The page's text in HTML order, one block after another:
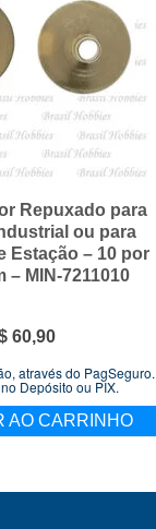
Repuxado para
ou para
Estação – 10 por
– MIN-7211010
60,90
através do PagSeguro.
Depósito ou PIX.
AO CARRINHO